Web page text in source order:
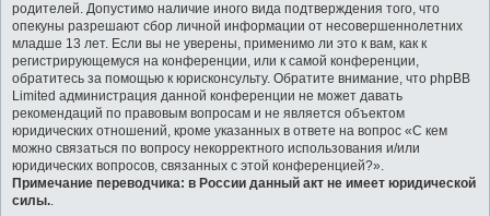
родителей. Допустимо наличие иного вида подтверждения того, что
опекуны разрешают сбор личной информации от несовершеннолетних
младше 13 лет. Если вы не уверены, применимо ли это к вам, как к
регистрирующемуся на конференции, или к самой конференции,
обратитесь за помощью к юрисконсульту. Обратите внимание, что phpBB
Limited администрация данной конференции не может давать
рекомендаций по правовым вопросам и не является объектом
юридических отношений, кроме указанных в ответе на вопрос «С кем
можно связаться по вопросу некорректного использования и/или
юридических вопросов, связанных с этой конференцией?».
Примечание переводчика: в России данный акт не имеет юридической
силы..